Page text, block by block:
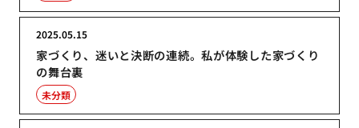
家づくり、迷いと決断の連続。私が体験した家づくり
の舞台裏
2025.05.15
未分類